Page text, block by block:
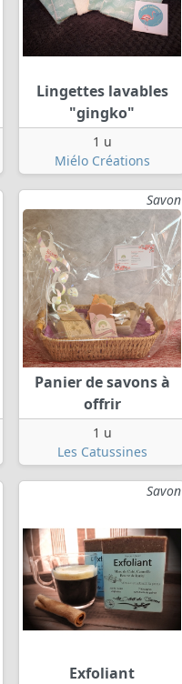
Lingettes lavables
"gingko"
1 u
Miélo Créations
Savon
Panier de savons à
offrir
1 u
Les Catussines
Savon
Exfoliant